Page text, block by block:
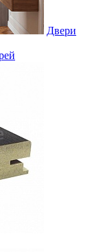
Двери